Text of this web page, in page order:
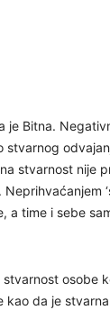
je Bitna.
stvarnog
stvarnost nije
Neprihvaćanjem
a time i sebe
osobe
kao da je